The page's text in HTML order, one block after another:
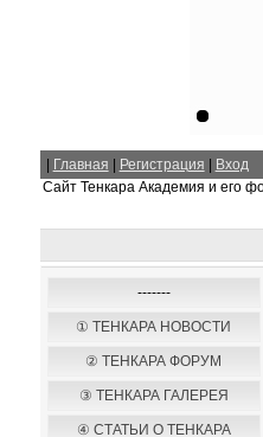
| Главная | Регистрация | Вход
Сайт Тенкара Академия и его
-------
① ТЕНКАРА НОВОСТИ
② ТЕНКАРА ФОРУМ
③ ТЕНКАРА ГАЛЕРЕЯ
④ СТАТЬИ О ТЕНКАРА